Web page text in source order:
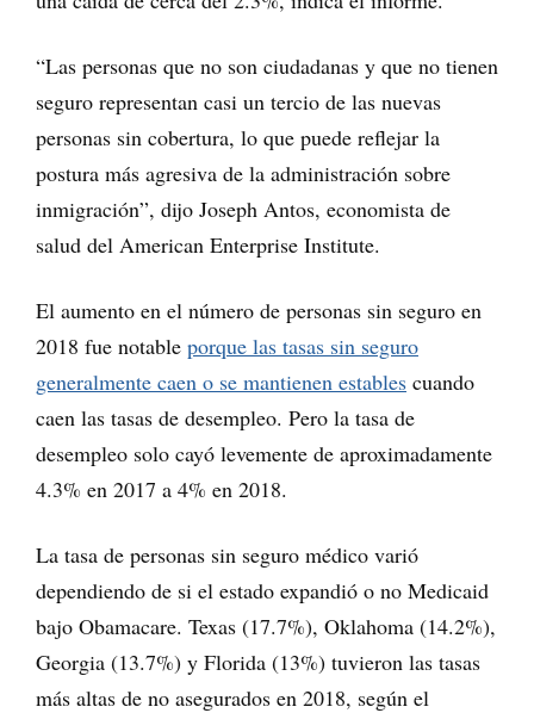
“Las personas que no son ciudadanas y que no tienen
seguro representan casi un tercio de las nuevas
personas sin cobertura, lo que puede reflejar la
postura más agresiva de la administración sobre
inmigración”, dijo Joseph Antos, economista de
salud del American Enterprise Institute.
El aumento en el número de personas sin seguro en
2018 fue notable porque las tasas sin seguro
generalmente caen o se mantienen estables cuando
caen las tasas de desempleo. Pero la tasa de
desempleo solo cayó levemente de aproximadamente
4.3% en 2017 a 4% en 2018.
La tasa de personas sin seguro médico varió
dependiendo de si el estado expandió o no Medicaid
bajo Obamacare. Texas (17.7%), Oklahoma (14.2%),
Georgia (13.7%) y Florida (13%) tuvieron las tasas
más altas de no asegurados en 2018, según el